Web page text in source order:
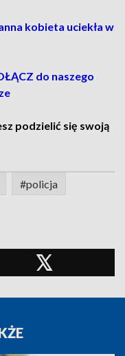
kobieta uciekła w
do naszego
podzielić się swoją
#policja